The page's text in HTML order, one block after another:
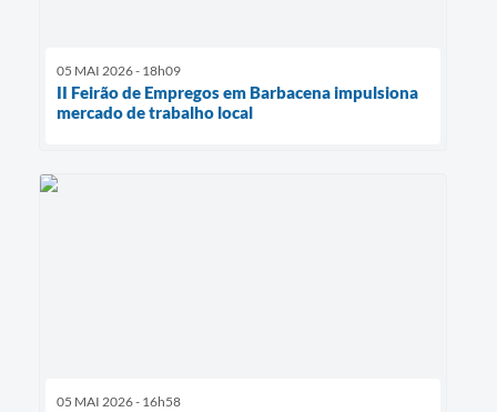
05 MAI 2026 - 18h09
II Feirão de Empregos em Barbacena impulsiona
mercado de trabalho local
05 MAI 2026 - 16h58